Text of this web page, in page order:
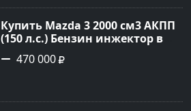
Авторынок23
Купить Mazda 3 2000 см3 АКПП
(150 л.с.) Бензин инжектор в
Геленджик : цвет Чёрный
Седан 2008 года по цене 470000
470 000